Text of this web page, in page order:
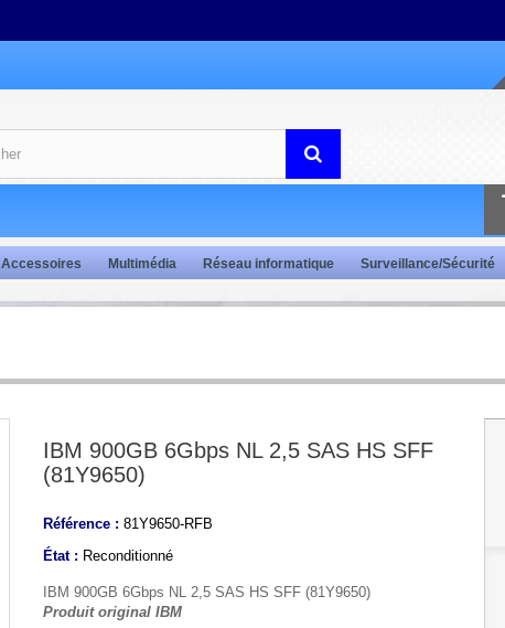
Accessoires Multimédia Réseau informatique Surveillance/Sécurité
IBM 900GB 6Gbps NL 2,5 SAS HS SFF
(81Y9650)
Référence : 81Y9650-RFB
État : Reconditionné
IBM 900GB 6Gbps NL 2,5 SAS HS SFF (81Y9650)
Produit original IBM